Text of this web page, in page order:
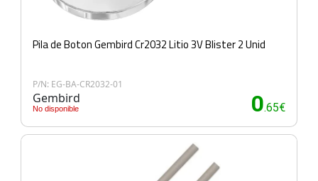
Pila de Boton Gembird Cr2032 Litio 3V Blister 2 Unid
P/N: EG-BA-CR2032-01
Gembird
No disponible 0.65€